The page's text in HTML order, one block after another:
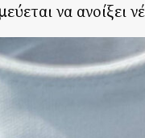
να ανοίξει